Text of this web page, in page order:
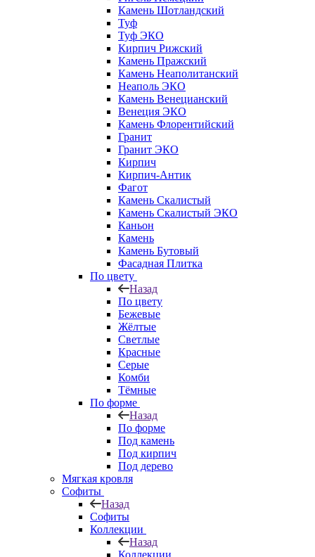
Камень Шотландский
Туф
Туф ЭКО
Кирпич Рижский
Камень Пражский
Камень Неаполитанский
Неаполь ЭКО
Камень Венецианский
Венеция ЭКО
Камень Флорентийский
Гранит
Гранит ЭКО
Кирпич
Кирпич-Антик
Фагот
Камень Скалистый
Камень Скалистый ЭКО
Каньон
Камень
Камень Бутовый
Фасадная Плитка
По цвету
Назад
По цвету
Бежевые
Жёлтые
Светлые
Красные
Серые
Комби
Тёмные
По форме
Назад
По форме
Под камень
Под кирпич
Под дерево
Мягкая кровля
Софиты
Назад
Софиты
Коллекции
Назад
Коллекции